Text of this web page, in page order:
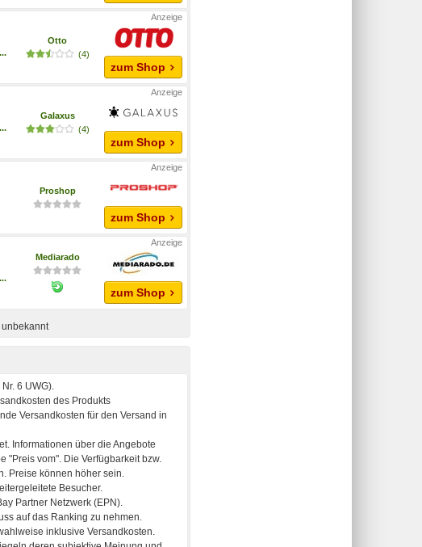
...
Otto
(4)
zum Shop
...
Galaxus
(4)
zum Shop
Proshop
zum Shop
...
Mediarado
zum Shop
unbekannt